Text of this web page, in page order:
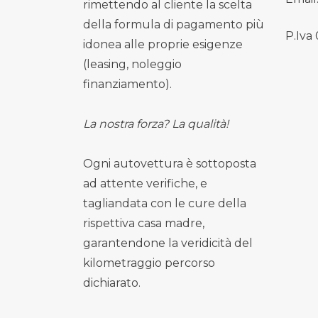
rimettendo al cliente la scelta
della formula di pagamento più
idonea alle proprie esigenze
(leasing, noleggio
finanziamento).
La nostra forza? La qualità!
Ogni autovettura è sottoposta
ad attente verifiche, e
tagliandata con le cure della
rispettiva casa madre,
garantendone la veridicità del
kilometraggio percorso
dichiarato.
P.Iva